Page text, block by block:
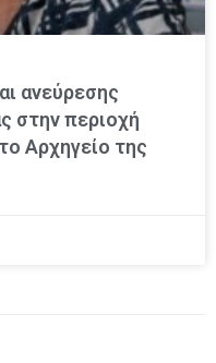
ανεύρεσης
στην περιοχή
Αρχηγείο της